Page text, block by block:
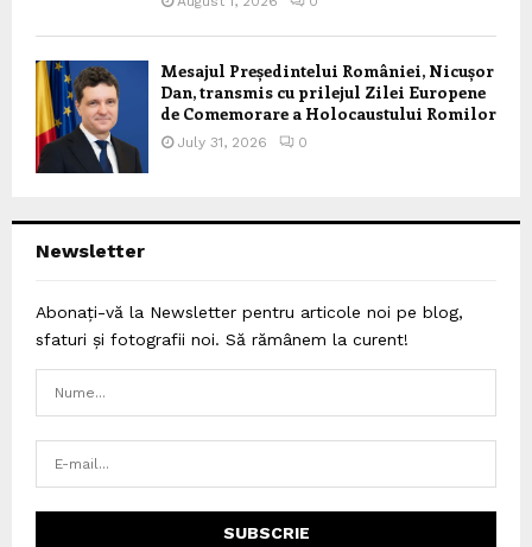
Mesajul Președintelui României, Nicușor
Dan, transmis cu prilejul Zilei Europene
de Comemorare a Holocaustului Romilor
July 31, 2026 0
Newsletter
Abonați-vă la Newsletter pentru articole noi pe blog,
sfaturi și fotografii noi. Să rămânem la curent!